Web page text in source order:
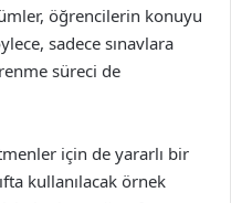
öğrencilerin konuyu
sadece sınavlara
süreci de
için de yararlı bir
kullanılacak örnek